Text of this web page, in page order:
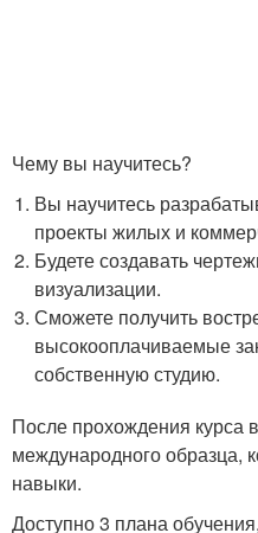
Чему вы научитесь?
Вы научитесь
проекты жилых и
Будете создавать
визуализации.
Сможете получить
высокооплачиваемые
собственную студию.
После прохождения курса
международного образца,
навыки.
Доступно 3 плана